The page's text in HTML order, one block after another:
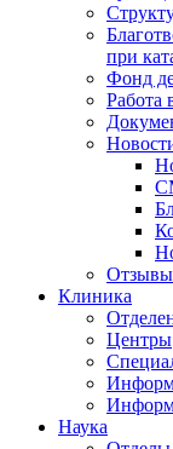
при
Фонд
Работа
Отзывы
Клиника
Центры
Наука